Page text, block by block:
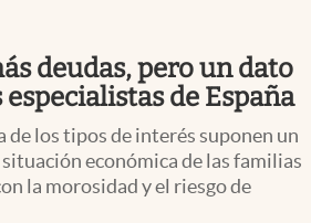
deudas, pero un dato
de España
de los tipos de interés suponen un
económica de las familias
la morosidad y el riesgo de